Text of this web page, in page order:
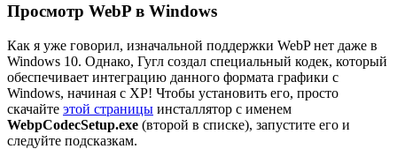
Просмотр WebP в Windows
Как я уже говорил, изначальной поддержки WebP нет даже в
Windows 10. Однако, Гугл создал специальный кодек, который
обеспечивает интеграцию данного формата графики с
Windows, начиная с XP! Чтобы установить его, просто
скачайте этой страницы инсталлятор с именем
WebpCodecSetup.exe (второй в списке), запустите его и
следуйте подсказкам.